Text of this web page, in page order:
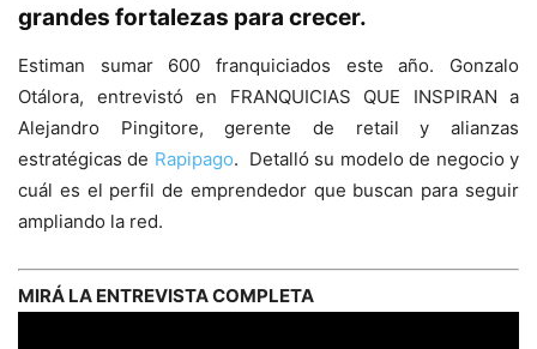
grandes fortalezas para crecer.
Estiman sumar 600 franquiciados este año. Gonzalo
Otálora, entrevistó en FRANQUICIAS QUE INSPIRAN a
Alejandro Pingitore, gerente de retail y alianzas
estratégicas de Rapipago. Detalló su modelo de negocio y
cuál es el perfil de emprendedor que buscan para seguir
ampliando la red.
MIRÁ LA ENTREVISTA COMPLETA